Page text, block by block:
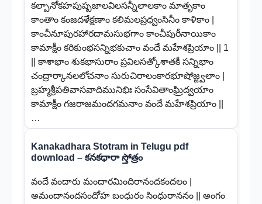
కల్పానోకహపుష్పజాలవిలసన్నీలాలకాం మాతృకాం
కాంతాం కంజదళేక్షణాం కలిమలప్రధ్వంసినీం కాళికాం |
కాంచీనూపురహారదామసుభగాం కాంచీపురీనాయికాం
కామాక్షీం కరికుంభసన్నిభకుచాం వందే మహేశప్రియాం || 1
|| కాశాభాం శుకభాసురాం ప్రవిలసత్కోశాతకీ సన్నిభాం
చంద్రార్కానలలోచనాం సురుచిరాలంకారభూషోజ్జ్వలాం |
బ్రహ్మశ్రీపతివాసవాదిమునిభిః సంసేవితాంఘ్రిద్వయాం
కామాక్షీం గజరాజమందగమనాం వందే మహేశప్రియాం ||
…
Kanakadhara Stotram in Telugu pdf
download – కనకధారా స్తోత్రం
వందే వందారు మందారమిందిరానందకందలం |
అమందానందసందోహ బంధురం సింధురాననం || అంగం